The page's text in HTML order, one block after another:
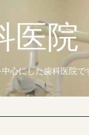
医
心にした歯科医院